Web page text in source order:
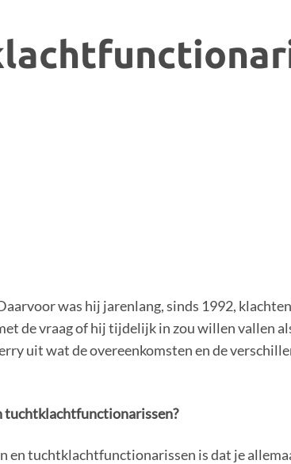
was hij jarenlang, sinds 1992,
de vraag of hij tijdelijk in zou willen vallen
uit wat de overeenkomsten en de
tuchtklachtfunctionarissen?
en tuchtklachtfunctionarissen is dat je